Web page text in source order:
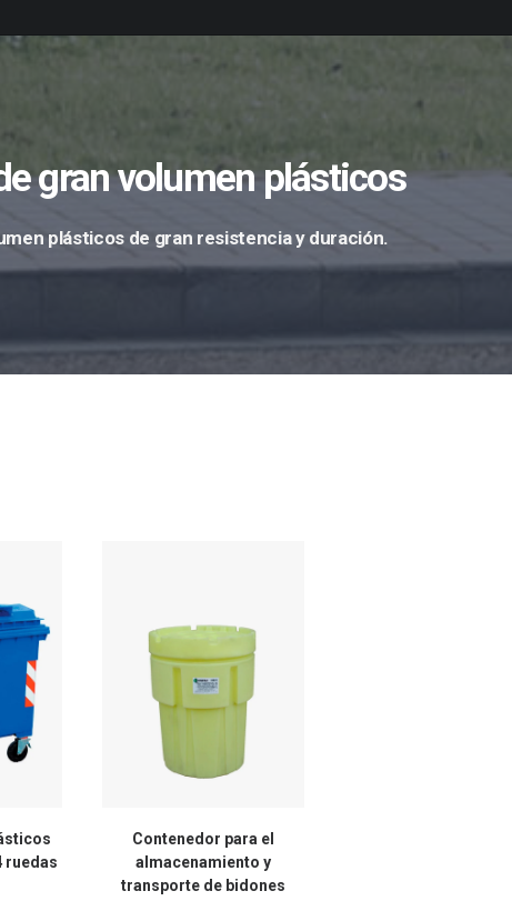
gran volumen plásticos
plásticos de gran resistencia y duración.
ruedas
Contenedor para el
almacenamiento y
transporte de bidones